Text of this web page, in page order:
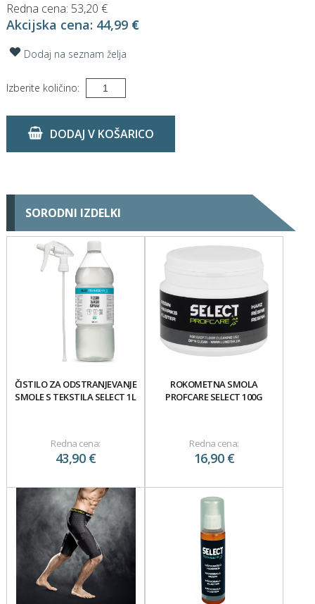
Redna cena: 53,20 €
Akcijska cena: 44,99 €
Dodaj na seznam želja
Izberite količino:
DODAJ V KOŠARICO
SORODNI IZDELKI
ČISTILO ZA ODSTRANJEVANJE
SMOLE S TEKSTILA SELECT 1L
Redna cena:
43,90 €
ROKOMETNA SMOLA
PROFCARE SELECT 100G
Redna cena:
16,90 €